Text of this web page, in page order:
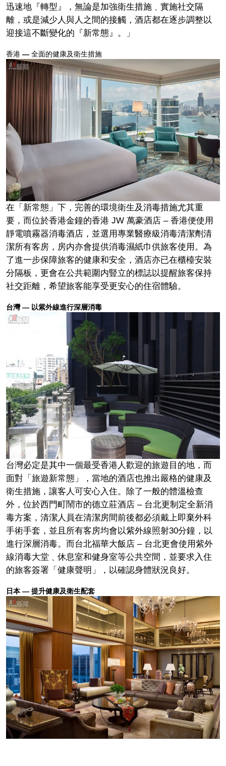
迅速地『轉型』，無論是加強衛生措施﹑實施社交隔
離，或是減少人與人之間的接觸，酒店都在逐步調整以
迎接這不斷變化的『新常態』。」
香港 — 全面的健康及衛生措施
在「新常態」下，完善的環境衛生及消毒措施尤其重
要，而位於香港金鐘的香港 JW 萬豪酒店 – 香港便使用
靜電噴霧器消毒酒店，並選用專業醫療級消毒清潔劑清
潔所有客房，房内亦會提供消毒濕紙巾供旅客使用。為
了進一步保障旅客的健康和安全，酒店亦已在櫃檯安裝
分隔板，更會在公共範圍内豎立的標誌以提醒旅客保持
社交距離，希望旅客能享受更安心的住宿體驗。
台灣 — 以紫外線進行深層消毒
台灣必定是其中一個最受香港人歡迎的旅遊目的地，而
面對「旅遊新常態」，當地的酒店也推出嚴格的健康及
衛生措施，讓客人可安心入住。除了一般的體溫檢查
外，位於西門町鬧市的德立莊酒店 – 台北更制定全新消
毒方案，清潔人員在清潔房間前後都必須戴上即棄外科
手術手套，並且所有客房均會以紫外線照射30分鐘，以
進行深層消毒。而台北福華大飯店 – 台北更會使用紫外
線消毒大堂﹑休息室和健身室等公共空間，並要求入住
的旅客簽署「健康聲明」，以確認身體狀況良好。
日本 — 提升健康及衛生配套